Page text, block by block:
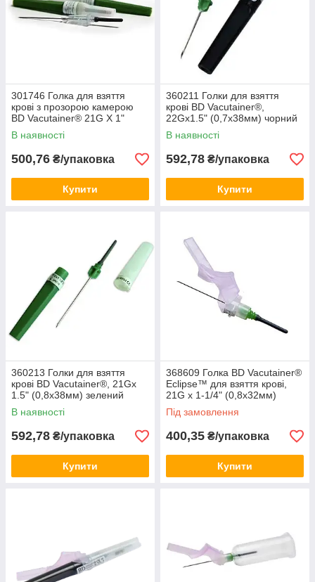
301746 Голка для взяття
крові з прозорою камерою
BD Vacutainer® 21G Х 1"
(0,8х25мм) зелений (50шт)
В наявності
500,76 ₴/упаковка
Купити
360211 Голки для взяття
крові BD Vacutainer®,
22Gx1.5" (0,7х38мм) чорний
(100шт)
В наявності
592,78 ₴/упаковка
Купити
360213 Голки для взяття
крові BD Vacutainer®, 21Gx
1.5" (0,8х38мм) зелений
(100шт)
В наявності
592,78 ₴/упаковка
Купити
368609 Голка BD Vacutainer®
Eclipse™ для взяття крові,
21G х 1-1/4" (0,8х32мм)
(48шт)
Під замовлення
400,35 ₴/упаковка
Купити